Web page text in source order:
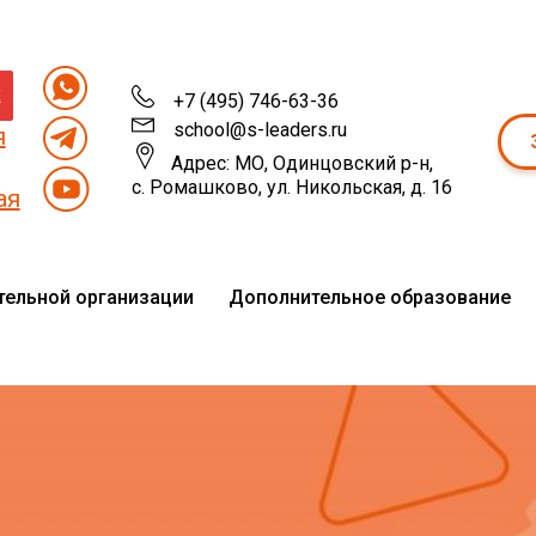
+7 (495) 746-63-36
school@s-leaders.ru
Адрес: МО, Одинцовский р-н,
с. Ромашково, ул. Никольская, д. 16
организации Дополнительное образование